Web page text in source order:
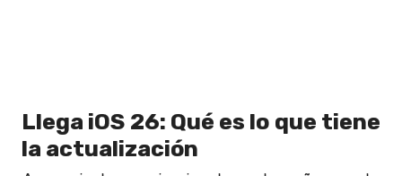
Llega iOS 26: Qué es lo que tiene
la actualización